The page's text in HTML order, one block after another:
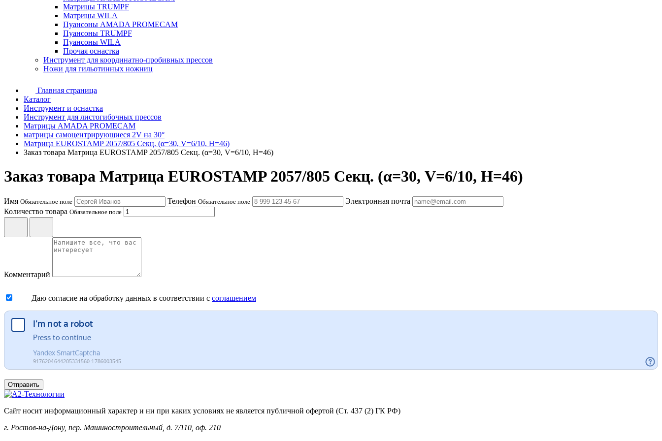
Матрицы TRUMPF
Матрицы WILA
Пуансоны AMADA PROMECAM
Пуансоны TRUMPF
Пуансоны WILA
Прочая оснастка
Инструмент для координатно-пробивных прессов
Ножи для гильотинных ножниц
Главная страница
Каталог
Инструмент и оснастка
Инструмент для листогибочных прессов
Матрицы AMADA PROMECAM
матрицы самоцентрирующиеся 2V на 30°
Матрица EUROSTAMP 2057/805 Секц. (α=30, V=6/10, H=46)
Заказ товара Матрица EUROSTAMP 2057/805 Секц. (α=30, V=6/10, H=46)
Заказ товара Матрица EUROSTAMP 2057/805 Секц. (α=30, V=6/10, H=46)
Имя Обязательное поле Телефон Обязательное поле
Электронная почта
Количество товара Обязательное поле
Комментарий
Даю согласие на обработку данных в соответствии с соглашением
Отправить
Сайт носит информационный характер и ни при каких условиях не является публичной офертой (Ст. 437 (2) ГК РФ)
г. Ростов-на-Дону, пер. Машиностроительный, д. 7/110, оф. 210